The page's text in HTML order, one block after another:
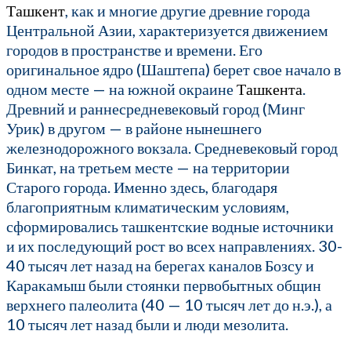
Ташкент, как и многие другие древние города
Центральной Азии, характеризуется движением
городов в пространстве и времени. Его
оригинальное ядро (Шаштепа) берет свое начало в
одном месте — на южной окраинеТашкента.
Древний и раннесредневековый город (Минг
Урик) в другом — в районе нынешнего
железнодорожного вокзала. Средневековый город
Бинкат, на третьем месте — на территории
Старого города. Именно здесь, благодаря
благоприятным климатическим условиям,
сформировались ташкентские водные источники
и их последующий рост во всех направлениях. 30-
40 тысяч лет назад на берегах каналов Бозсу и
Каракамыш были стоянки первобытных общин
верхнего палеолита (40 — 10 тысяч лет до н.э.), а
10 тысяч лет назад были и люди мезолита.